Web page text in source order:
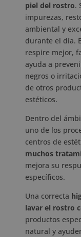
piel del rostro.
impurezas,
ambiental y
durante el día.
respire mejor,
ayuda a
negros o
de otros
estéticos.
Dentro del
uno de los
centros de
muchos
mejora su
específicos.
Una correcta
lavar el rostro
productos
natural y